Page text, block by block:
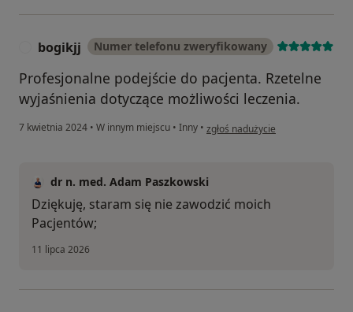
bogikjj Numer telefonu zweryfikowany
Profesjonalne podejście do pacjenta. Rzetelne
wyjaśnienia dotyczące możliwości leczenia.
7 kwietnia 2024 • W innym miejscu • Inny • w opinii użytkownika bogikjj
zgłoś nadużycie
dr n. med. Adam Paszkowski
Dziękuję, staram się nie zawodzić moich
Pacjentów;
11 lipca 2026